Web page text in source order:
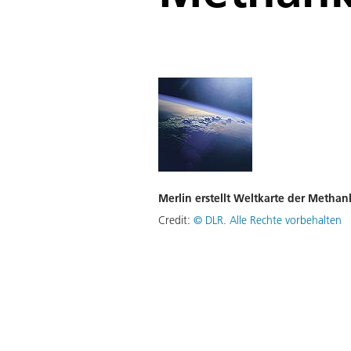
Merlin erstellt Weltkarte der
Credit: © DLR. Alle Rechte vorbehalten